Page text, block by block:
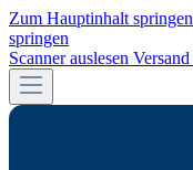
Zum Hauptinhalt springen
springen
Scanner auslesen Versand